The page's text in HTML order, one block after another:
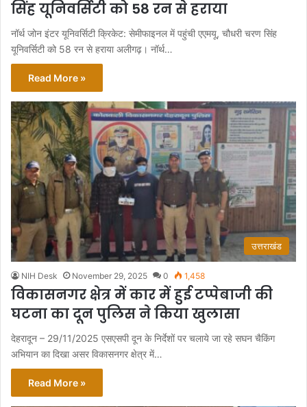
सिंह यूनिवर्सिटी को 58 रन से हराया
नॉर्थ जोन इंटर यूनिवर्सिटी क्रिकेट: सेमीफाइनल में पहुंची एएमयू, चौधरी चरण सिंह
यूनिवर्सिटी को 58 रन से हराया अलीगढ़। नॉर्थ…
Read More »
उत्तराखंड
NIH Desk November 29, 2025 0 1,458
विकासनगर क्षेत्र में कार में हुई टप्पेबाजी की
घटना का दून पुलिस ने किया खुलासा
देहरादून – 29/11/2025 एसएसपी दून के निर्देशों पर चलाये जा रहे सघन चैकिंग
अभियान का दिखा असर विकासनगर क्षेत्र में…
Read More »